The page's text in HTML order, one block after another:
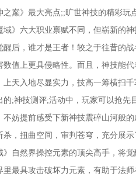
巅》最大亮点;;旷世神技的精彩
域》六大职业禀赋不同，但崭新的
醒后，谁才是王者！较之于往昔的
值上更具侵略性。而且，神技能
天入地尽显实力，技高一筹横扫
;神技测评;活动中，玩家可以抢
不妨提前感受下新神技震碎山河般
杀，扭曲空间，审判苍穹，充分展
自然界操控元素的顶尖高手，将
里最具攻击破坏力元素，有助于法